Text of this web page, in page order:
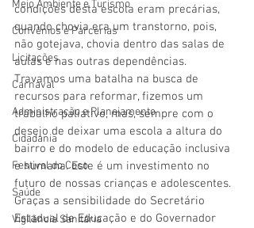
Meio Ambiente e Turismo
Convênios e Parcerias
Licitações
Carnaval
Administração e Planejamento
Cidadania
Festival do Coco
Saúde
Vigilãncia Sanitária
condições desta escola eram precárias,
quando chovia era um transtorno, pois,
não gotejava, chovia dentro das salas de
aulas e nas outras dependências.
Travamos uma batalha na busca de
recursos para reformar, fizemos um
trabalho paliativo, mas, sempre com o
desejo de deixar uma escola a altura do
bairro e do modelo de educação inclusiva
e humana. Este é um investimento no
futuro de nossas crianças e adolescentes.
Graças a sensibilidade do Secretário
Estadual de Educação e do Governador